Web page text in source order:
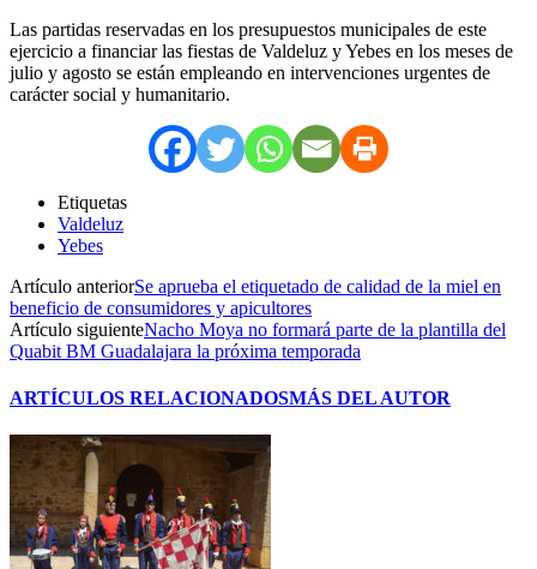
Las partidas reservadas en los presupuestos municipales de este
ejercicio a financiar las fiestas de Valdeluz y Yebes en los meses de
julio y agosto se están empleando en intervenciones urgentes de
carácter social y humanitario.
Etiquetas
Valdeluz
Yebes
Artículo anteriorSe aprueba el etiquetado de calidad de la miel en
beneficio de consumidores y apicultores
Artículo siguienteNacho Moya no formará parte de la plantilla del
Quabit BM Guadalajara la próxima temporada
ARTÍCULOS RELACIONADOSMÁS DEL AUTOR